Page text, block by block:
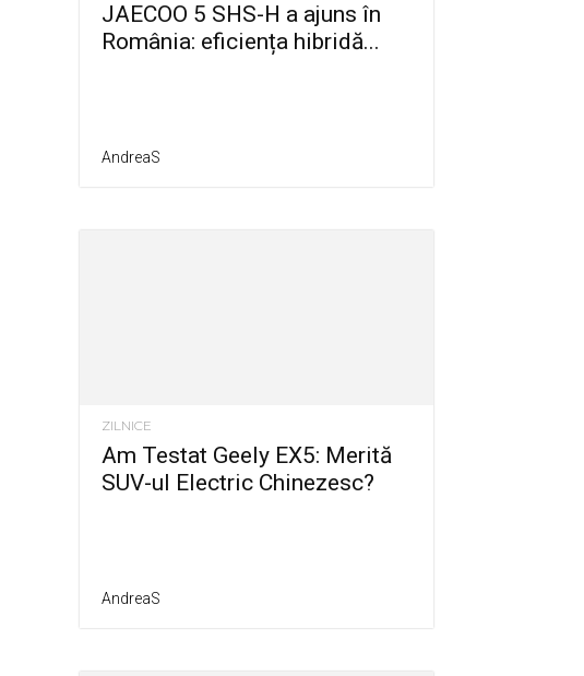
JAECOO 5 SHS-H a ajuns în
România: eficiența hibridă...
AndreaS
ZILNICE
Am Testat Geely EX5: Merită
SUV-ul Electric Chinezesc?
AndreaS